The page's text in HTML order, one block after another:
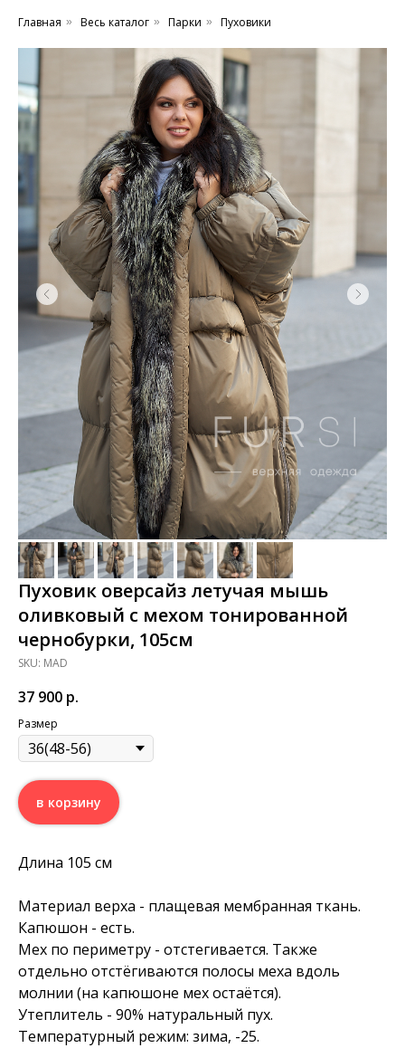
Главная » Весь каталог » Парки » Пуховики
Пуховик оверсайз летучая мышь
оливковый с мехом тонированной
чернобурки, 105см
SKU: MAD
37 900 р.
Размер
в корзину
Длина 105 см
Материал верха - плащевая мембранная ткань.
Капюшон - есть.
Мех по периметру - отстегивается. Также
отдельно отстёгиваются полосы меха вдоль
молнии (на капюшоне мех остаётся).
Утеплитель - 90% натуральный пух.
Температурный режим: зима, -25.